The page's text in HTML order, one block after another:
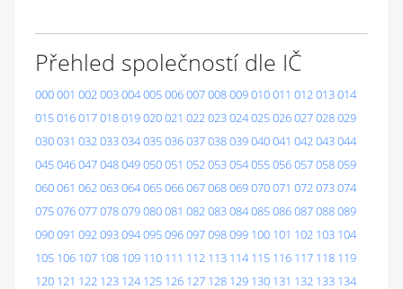
Přehled společností dle IČ
000001 002003004005006007008009010011 012013014
015016017018019020021 022023024025026027028029
030031 032033034035036037038039040041 042043044
045046047048049050051 052053054055056057058059
060061 062063064065066067068069070071 072073074
075076077078079080081 082083084085086087088089
090091 092093094095096097098099 100 101 102 103 104
105 106 107 108 109 110 111 112 113 114 115 116 117 118 119
120 121 122 123 124 125 126 127 128 129 130 131 132 133 134